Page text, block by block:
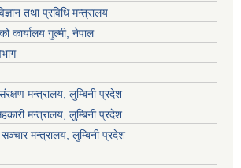
तथा प्रविधि मन्त्रालय
कार्यालय गुल्मी, नेपाल
मन्त्रालय, लुम्बिनी प्रदेश
मन्त्रालय, लुम्बिनी प्रदेश
मन्त्रालय, लुम्बिनी प्रदेश